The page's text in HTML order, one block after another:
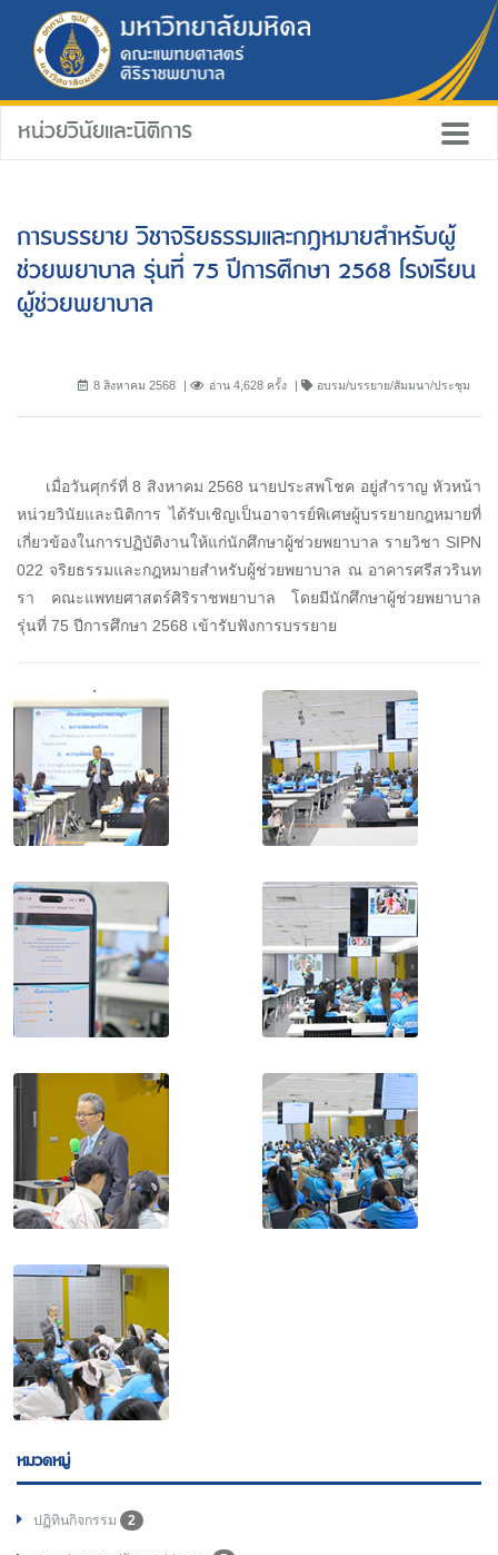
หน่วยวินัยและนิติการ
การบรรยาย วิชาจริยธรรมและกฎหมายสำหรับผู้
ช่วยพยาบาล รุ่นที่ 75 ปีการศึกษา 2568 โรงเรียน
ผู้ช่วยพยาบาล
8 สิงหาคม 2568 อ่าน 4,628 ครั้ง อบรม/บรรยาย/สัมมนา/ประชุม
เมื่อวันศุกร์ที่ 8 สิงหาคม 2568 นายประสพโชค อยู่สำราญ หัวหน้า
หน่วยวินัยและนิติการ ได้รับเชิญเป็นอาจารย์พิเศษผู้บรรยายกฎหมายที่
เกี่ยวข้องในการปฏิบัติงานให้แก่นักศึกษาผู้ช่วยพยาบาล รายวิชา SIPN
022 จริยธรรมและกฎหมายสำหรับผู้ช่วยพยาบาล ณ อาคารศรีสวรินท
รา คณะแพทยศาสตร์ศิริราชพยาบาล โดยมีนักศึกษาผู้ช่วยพยาบาล
รุ่นที่ 75 ปีการศึกษา 2568 เข้ารับฟังการบรรยาย
หมวดหมู่
ปฏิทินกิจกรรม 2